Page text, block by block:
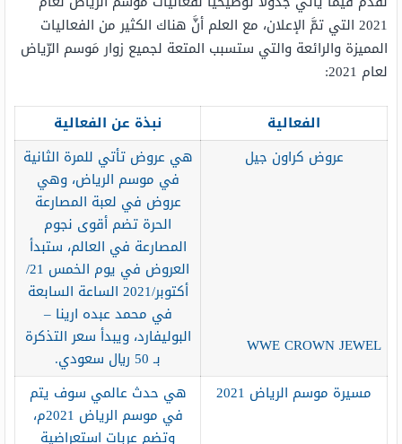
2021 التي تمَّ الإعلان، مع العلم أنَّ هناك الكثير من الفعاليات
المميزة والرائعة والتي ستسبب المتعة لجميع زوار مَوسم الرّياض
لعام 2021:
الفعالية
نبذة عن الفعالية
عروض كراون جيل
WWE CROWN JEWEL
هي عروض تأتي للمرة الثانية
في موسم الرياض، وهي
عروض في لعبة المصارعة
الحرة تضم أقوى نجوم
المصارعة في العالم، ستبدأ
العروض في يوم الخمس 21/
أكتوبر/2021 الساعة السابعة
في محمد عبده ارينا –
البوليفارد، ويبدأ سعر التذكرة
بـ 50 ريال سعودي.
مسيرة موسم الرياض 2021
هي حدث عالمي سوف يتم
في موسم الرياض 2021م،
وتضم عربات استعراضية